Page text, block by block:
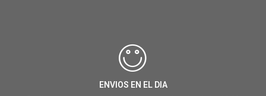
ENVIOS EN EL DIA